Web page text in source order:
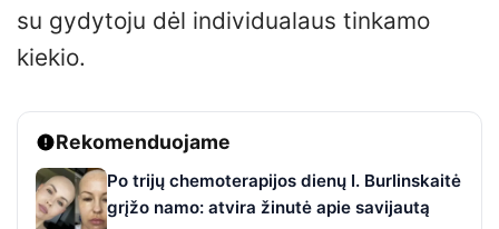
su gydytoju dėl individualaus tinkamo
kiekio.
Rekomenduojame
Po trijų chemoterapijos dienų I. Burlinskaitė
grįžo namo: atvira žinutė apie savijautą